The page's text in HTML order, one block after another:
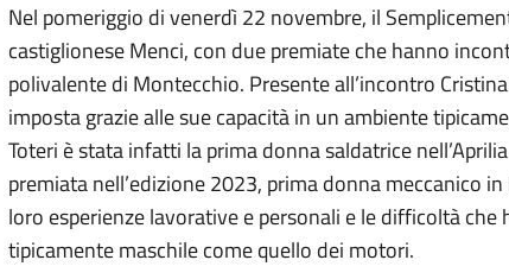
Nel pomeriggio di venerdì 22 novembre, il
castiglionese Menci, con due premiate che hanno
polivalente di Montecchio. Presente all’incontro
imposta grazie alle sue capacità in un ambiente
Toteri è stata infatti la prima donna saldatrice
premiata nell’edizione 2023, prima donna meccanico
loro esperienze lavorative e personali e le difficoltà
tipicamente maschile come quello dei motori.